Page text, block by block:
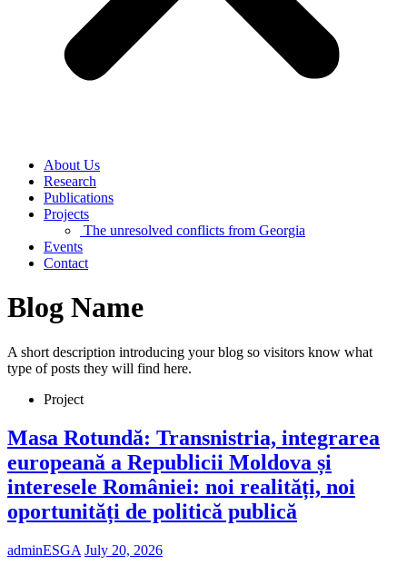
About Us
Research
Publications
Projects
The unresolved conflicts from Georgia
Events
Contact
Blog Name
A short description introducing your blog so visitors know what
type of posts they will find here.
Project
Masa Rotundă: Transnistria, integrarea
europeană a Republicii Moldova și
interesele României: noi realități, noi
oportunități de politică publică
adminESGA July 20, 2026